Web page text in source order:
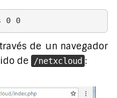
0 0
de un navegador
de
/netxcloud :